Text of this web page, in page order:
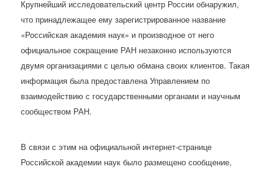
Крупнейший исследовательский центр России обнаружил,
что принадлежащее ему зарегистрированное название
«Российская академия наук» и производное от него
официальное сокращение РАН незаконно используются
двумя организациями с целью обмана своих клиентов. Такая
информация была предоставлена Управлением по
взаимодействию с государственными органами и научным
сообществом РАН.
В связи с этим на официальной интернет-странице
Российской академии наук было размещено сообщение,